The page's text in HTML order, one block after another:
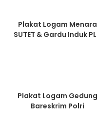
Plakat Logam Menara
SUTET & Gardu Induk
Plakat Logam Gedung
Bareskrim Polri